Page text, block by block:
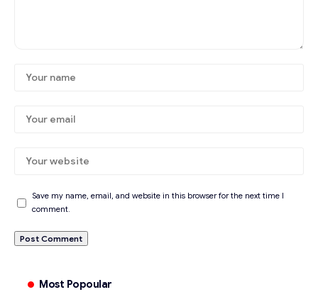
Save my name, email, and website in this browser for the next time I
comment.
Most Popoular